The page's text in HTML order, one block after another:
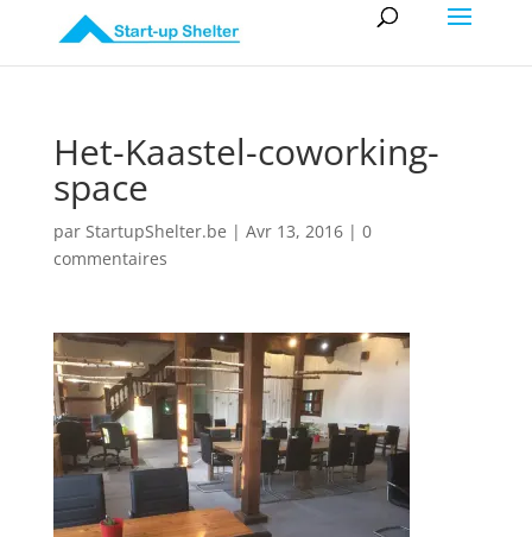
Het-Kaastel-coworking-
space
par StartupShelter.be | Avr 13, 2016| 0
commentaires